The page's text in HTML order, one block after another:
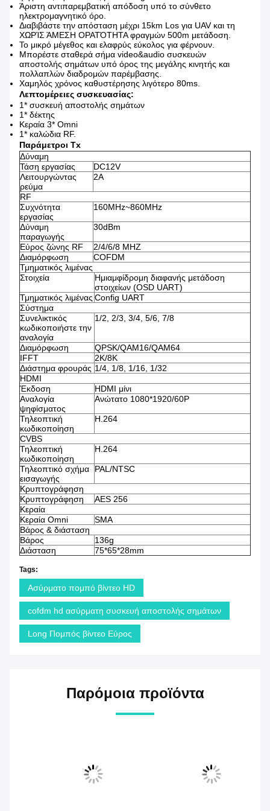
Άριστη αντιπαρεμβατική απόδοση υπό το σύνθετο
ηλεκτρομαγνητικό όρο.
Διαβιβάστε την απόσταση μέχρι 15km Los για UAV και τη
ΧΩΡΊΣ ΆΜΕΣΗ ΟΡΑΤΌΤΗΤΑ φραγμών 500m μετάδοση.
Το μικρό μέγεθος και ελαφρύς εύκολος για φέρνουν.
Μπορέστε σταθερά σήμα video&audio συσκευών
αποστολής σημάτων υπό όρος της μεγάλης κινητής και
πολλαπλών διαδρομών παρέμβασης.
Χαμηλός χρόνος καθυστέρησης λιγότερο 80ms.
Λεπτομέρειες συσκευασίας:
1* συσκευή αποστολής σημάτων
1* δέκτης
Κεραία 3* Omni
1* καλώδια RF.
Παράμετροι Tx
Δύναμη
Τάση εργασίας
DC12V
Λειτουργώντας
ρεύμα
2A
RF
Συχνότητα
εργασίας
160MHz~860MHz
Δύναμη
παραγωγής
30dBm
Εύρος ζώνης RF
2/4/6/8 MHZ
Διαμόρφωση
COFDM
Τμηματικός λιμένας
Στοιχεία
Ημιαμφίδρομη διαφανής μετάδοση
στοιχείων (OSD UART)
Τμηματικός λιμένας Config UART
Σύστημα
Συνελικτικός
κωδικοποιήστε την
αναλογία
1/2, 2/3, 3/4, 5/6, 7/8
Διαμόρφωση
QPSK/QAM16/QAM64
IFFT
2K/8K
Διάστημα φρουράς 1/4, 1/8, 1/16, 1/32
HDMI
Έκδοση
HDMI μίνι
Αναλογία
ψηφίσματος
Ανώτατο 1080*1920/60P
Τηλεοπτική
κωδικοποίηση
H.264
CVBS
Τηλεοπτική
κωδικοποίηση
H.264
Τηλεοπτικό σχήμα
εισαγωγής
PAL/NTSC
Κρυπτογράφηση
Κρυπτογράφηση
AES 256
Κεραία
Κεραία Omni
SMA
Βάρος & διάσταση
Βάρος
136g
Διάσταση
75*65*28mm
Tags:
Ασύρματο πομπό βίντεο HD
cofdm hd ασύρματη συσκευή αποστολής σημάτων
Long Πομπός βίντεο Εύρος
Παρόμοια προϊόντα